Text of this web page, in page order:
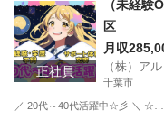
正社員
（未経
区
月収
（株）ア
千葉市
／ 20代～40代活躍中☆彡 ＼